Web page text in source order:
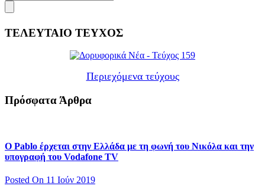
ΤΕΛΕΥΤΑΙΟ ΤΕΥΧΟΣ
Περιεχόμενα τεύχους
Πρόσφατα Άρθρα
Ο Pablo έρχεται στην Ελλάδα με τη φωνή του Νικόλα και την
υπογραφή του Vodafone TV
Posted On 11 Ιούν 2019